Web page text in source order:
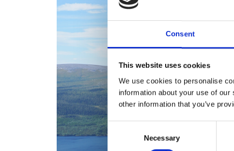
Consent
This website uses cookies
We use cookies to personalise
information about your use of
other information that you’ve
Consent
Selection
Necessary